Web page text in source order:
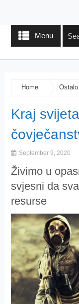
Menu
Home Ostalo
Kraj
September 9, 2020
Živimo u
svjesni da
resurse